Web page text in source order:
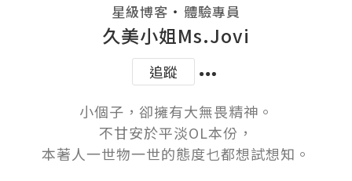
星級博客 ・ 體驗專員
久美小姐Ms.Jovi
追蹤
小個子，卻擁有大無畏精神。
不甘安於平淡OL本份，
本著人一世物一世的態度乜都想試想知。